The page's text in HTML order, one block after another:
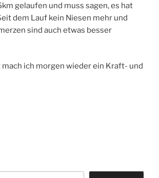
gelaufen und muss sagen, es hat
dem Lauf kein Niesen mehr und
sind auch etwas besser
mach ich morgen wieder ein Kraft- und